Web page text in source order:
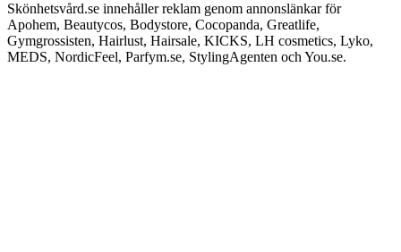
Skönhetsvård.se innehåller reklam genom annonslänkar för
Apohem, Beautycos, Bodystore, Cocopanda, Greatlife,
Gymgrossisten, Hairlust, Hairsale, KICKS, LH cosmetics, Lyko,
MEDS, NordicFeel, Parfym.se, StylingAgenten och You.se.